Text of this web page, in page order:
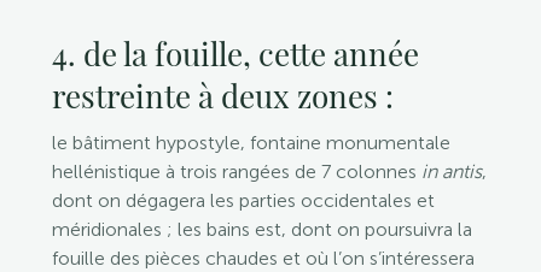
4. de la fouille, cette année
restreinte à deux zones :
le bâtiment hypostyle, fontaine monumentale
hellénistique à trois rangées de 7 colonnes in antis,
dont on dégagera les parties occidentales et
méridionales ; les bains est, dont on poursuivra la
fouille des pièces chaudes et où l’on s’intéressera